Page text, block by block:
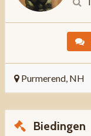
Purmerend, NH
Biedingen